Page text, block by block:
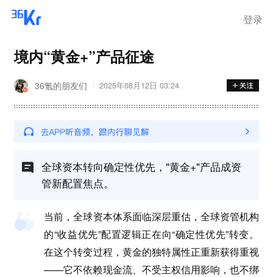
登录
境内“黄金+”产品征途
36氪的朋友们 2025年08月12日 03:24
全球资本转向确定性优先，"黄金+"产品成资
管新配置焦点。
当前，全球资本体系面临深层重估，全球资管机构
的“收益优先”配置逻辑正在向“确定性优先”转变。
在这个转变过程，黄金的独特属性正重新获得重视
——它不依赖现金流、不受主权信用影响，也不绑